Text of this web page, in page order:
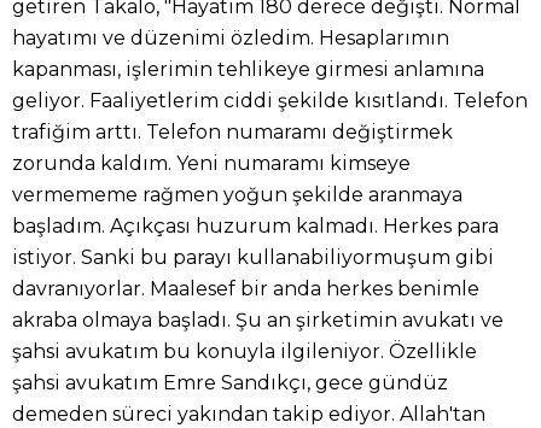
getiren Takalo, "Hayatım 180 derece değişti. Normal
hayatımı ve düzenimi özledim. Hesaplarımın
kapanması, işlerimin tehlikeye girmesi anlamına
geliyor. Faaliyetlerim ciddi şekilde kısıtlandı. Telefon
trafiğim arttı. Telefon numaramı değiştirmek
zorunda kaldım. Yeni numaramı kimseye
vermememe rağmen yoğun şekilde aranmaya
başladım. Açıkçası huzurum kalmadı. Herkes para
istiyor. Sanki bu parayı kullanabiliyormuşum gibi
davranıyorlar. Maalesef bir anda herkes benimle
akraba olmaya başladı. Şu an şirketimin avukatı ve
şahsi avukatım bu konuyla ilgileniyor. Özellikle
şahsi avukatım Emre Sandıkçı, gece gündüz
demeden süreci yakından takip ediyor. Allah'tan